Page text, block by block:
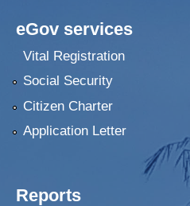
eGov services
Vital Registration
Social Security
Citizen Charter
Application Letter
Reports